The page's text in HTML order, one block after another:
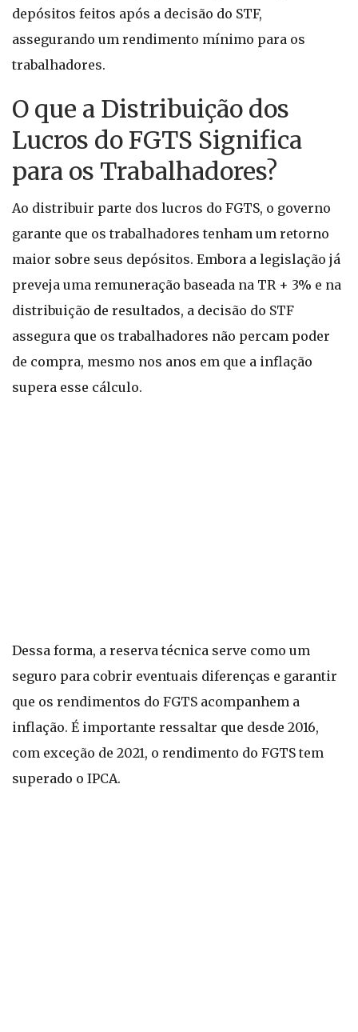
depósitos feitos após a decisão do STF,
assegurando um rendimento mínimo para os
trabalhadores.
O que a Distribuição dos
Lucros do FGTS Significa
para os Trabalhadores?
Ao distribuir parte dos lucros do FGTS, o governo
garante que os trabalhadores tenham um retorno
maior sobre seus depósitos. Embora a legislação já
preveja uma remuneração baseada na TR + 3% e na
distribuição de resultados, a decisão do STF
assegura que os trabalhadores não percam poder
de compra, mesmo nos anos em que a inflação
supera esse cálculo.
Dessa forma, a reserva técnica serve como um
seguro para cobrir eventuais diferenças e garantir
que os rendimentos do FGTS acompanhem a
inflação. É importante ressaltar que desde 2016,
com exceção de 2021, o rendimento do FGTS tem
superado o IPCA.